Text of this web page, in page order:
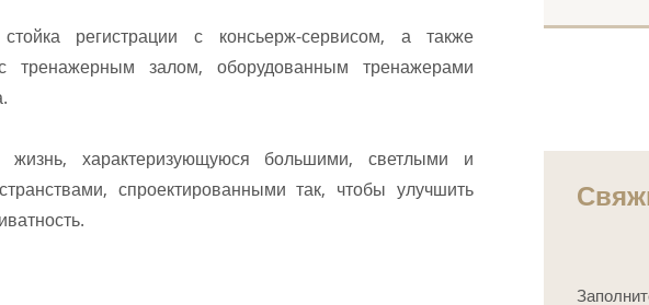
регистрации с консьерж-сервисом, а также
тренажерным залом, оборудованным тренажерами
жизнь, характеризующуюся большими, светлыми и
спроектированными так, чтобы улучшить